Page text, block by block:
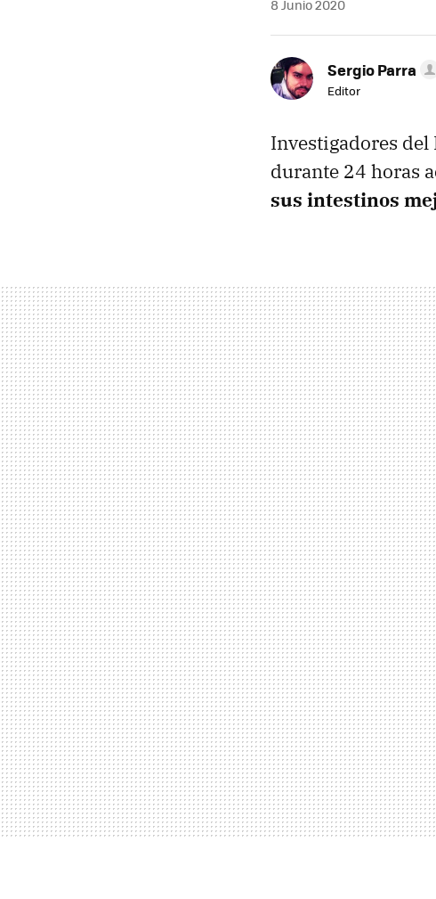
8 Junio 2020
Sergio Parra
Editor
Investigadores del
durante 24 horas
sus intestinos